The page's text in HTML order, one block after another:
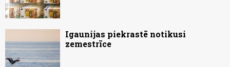
Igaunijas piekrastē notikusi
zemestrīce